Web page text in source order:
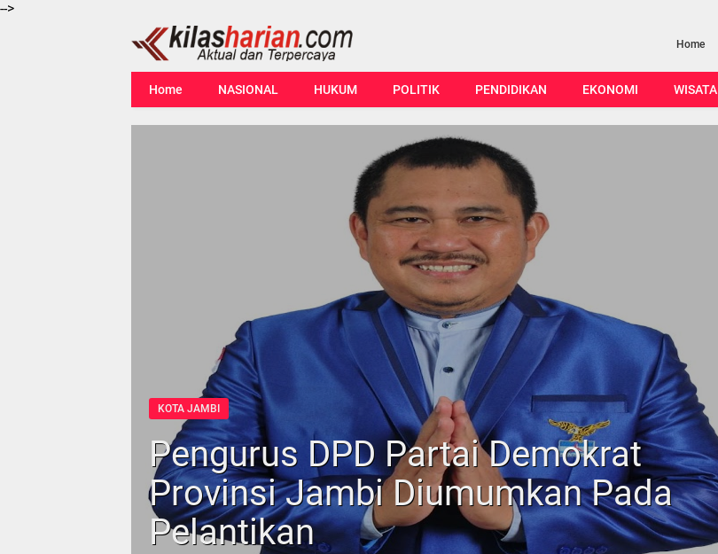
-->
Home
Home NASIONAL HUKUM POLITIK PENDIDIKAN EKONOMI WISATA
KOTA JAMBI
Pengurus DPD Partai Demokrat
Provinsi Jambi Diumumkan Pada
Pelantikan